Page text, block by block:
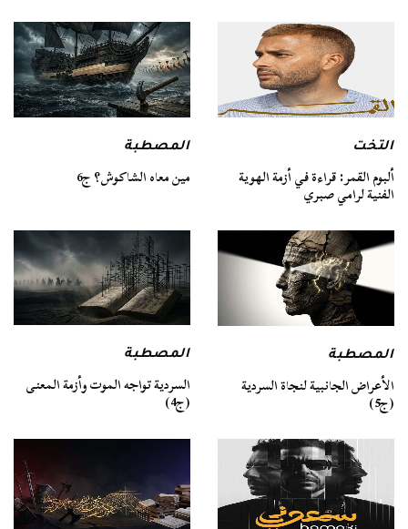
التخت
ألبوم القمر: قراءة في أزمة الهوية
الفنية لرامي صبري
المصطبة
مين معاه الشاكوش؟ ج6
المصطبة
الأعراض الجانبية لنجاة السردية
(ج5)
المصطبة
السردية تواجه الموت وأزمة المعنى
(ج4)